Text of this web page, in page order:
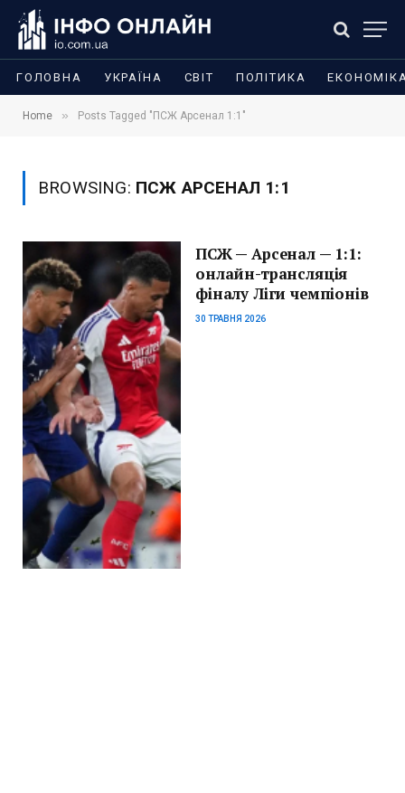
ГОЛОВНА УКРАЇНА СВІТ ПОЛІТИКА
Home » Posts Tagged "ПСЖ Арсенал 1:1"
BROWSING: ПСЖ АРСЕНАЛ 1:1
ПСЖ — Арсенал — 1:1:
онлайн-трансляція
фіналу Ліги чемпіонів
30 ТРАВНЯ 2026